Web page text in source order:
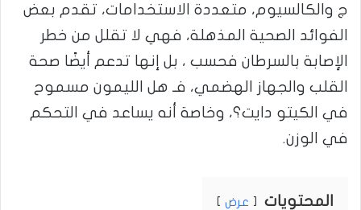
ج والكالسيوم، متعددة الاستخدامات، تقدم بعض
الفوائد الصحية المذهلة، فهي لا تقلل من خطر
الإصابة بالسرطان فحسب ، بل إنها تدعم أيضًا صحة
القلب والجهاز الهضمي، فـ هل الليمون مسموح
في الكيتو دايت؟، وخاصة أنه يساعد في التحكم
في الوزن.
المحتويات عرض